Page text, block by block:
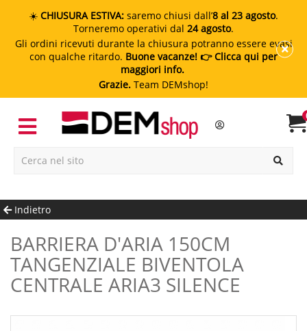
☀️ CHIUSURA ESTIVA: saremo chiusi dall’8 al 23 agosto.
Torneremo operativi dal 24 agosto.
Gli ordini ricevuti durante la chiusura potranno essere evasi
con qualche ritardo. Buone vacanze! 👉 Clicca qui per
maggiori info.
Grazie. Team DEMshop!
Indietro
BARRIERA D'ARIA 150CM
TANGENZIALE BIVENTOLA
CENTRALE ARIA3 SILENCE